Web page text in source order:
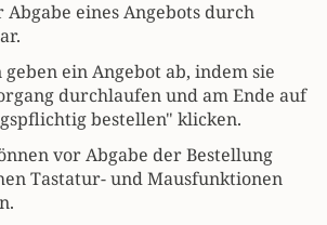
eines Angebots durch
geben ein Angebot ab, indem sie
durchlaufen und am Ende auf
bestellen" klicken.
vor Abgabe der Bestellung
Tastatur- und Mausfunktionen